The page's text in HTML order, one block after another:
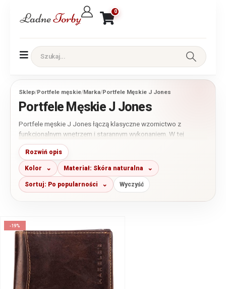
0
Sklep/Portfele męskie/Marka/Portfele Męskie J Jones
Portfele Męskie J Jones
Portfele męskie J Jones łączą klasyczne wzornictwo z
funkcjonalnym wnętrzem i starannym wykonaniem. W tej
kategorii znajdziesz przede wszystkim modele ze skóry
naturalnej w różnych rozmiarach i układach. Przed zakupem
porównaj liczbę miejsc na karty, rodzaj zapięcia oraz wymiary,
aby wybrać portfel najlepiej dopasowany do codziennego
użytkowania.
Rozwiń opis
Kolor Materiał: Skóra naturalna
Sortuj: Po popularności Wyczyść
-19%